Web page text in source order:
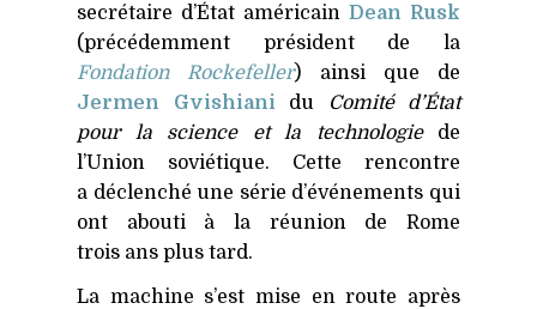
secrétaire d’État américain Dean Rusk
(précédemment président de la
Fondation Rockefeller) ainsi que de
Jermen Gvishiani du
Comité d’État
pour la science et la technologiede
l’Union soviétique. Cette rencontre
a déclenché une série d’événements qui
ont abouti à la réunion de Rome
trois ans plus tard.
La machine s’est mise en route après